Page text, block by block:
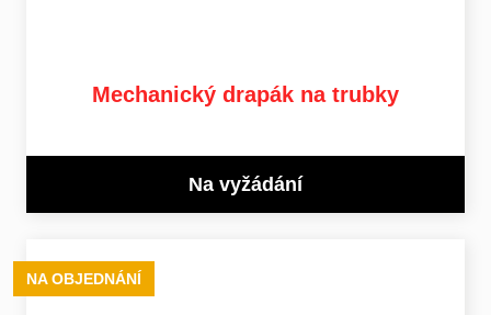
Mechanický drapák na trubky
Na vyžádání
NA OBJEDNÁNÍ